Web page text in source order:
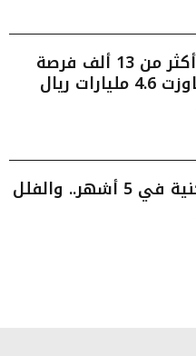
«البلديات والإسكان»: طرح أكثر من 13 ألف فرصة
استثمارية وتوقيع عقود تجاوزت 4.6 مليارات ريال
26.4 مليار ريال تمويلات سكنية في 5 أشهر.. والفلل